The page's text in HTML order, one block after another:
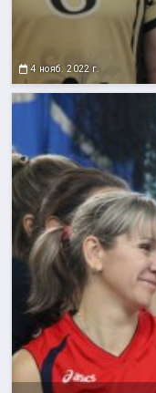
4 нояб. 2022 г.